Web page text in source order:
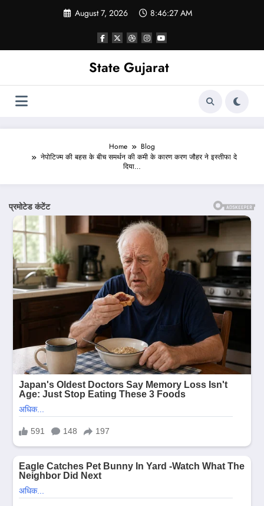
August 7, 2026 8:46:29 AM
State Gujarat
Home
Blog
नेपोटिज्म की बहस के बीच समर्थन की कमी के कारण करण जौहर ने इस्तीफा दे
दिया…